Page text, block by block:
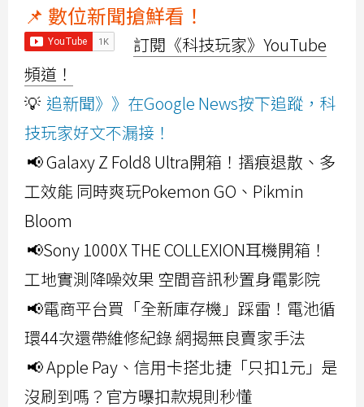
📌 數位新聞搶鮮看！
訂閱《科技玩家》YouTube
頻道！
💡 追新聞》》在Google News按下追蹤，科
技玩家好文不漏接！
📢 Galaxy Z Fold8 Ultra開箱！摺痕退散、多
工效能 同時爽玩Pokemon GO、Pikmin
Bloom
📢Sony 1000X THE COLLEXION耳機開箱！
工地實測降噪效果 空間音訊秒置身電影院
📢電商平台買「全新庫存機」踩雷！電池循
環44次還帶維修紀錄 網揭無良賣家手法
📢 Apple Pay、信用卡搭北捷「只扣1元」是
沒刷到嗎？官方曝扣款規則秒懂